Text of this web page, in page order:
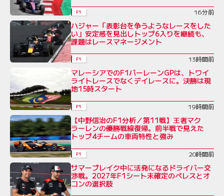
F1 16分前
ハジャー「表彰台を争うようなレースをした
い」安定感を見出しトップ6入りを継続も、
課題はレースマネージメント
F1 13時間前
マレーシアでのF1バーレーンGPは、トワイ
ライトレースでなくデイレースに。決勝は現
地15時スタート
F1 19時間前
【中野信治のF1分析／第11戦】王者マク
ラーレンの優勝戦線復帰。前半戦で見えた
トップ4チームの車両特性と強み
F1 20時間前
サマーブレイク中に活発になるドライバー交
渉戦。2027年F1シート未確定のペレスとオ
コンの選択肢